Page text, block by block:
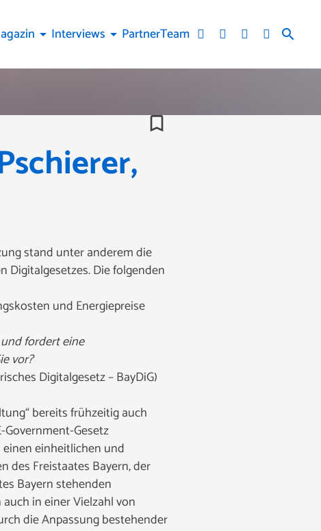
search
arrow_drop_down Interviews arrow_drop_down PartnerTeam
bookmark_border
stand unter anderem die
Digitalgesetzes. Die folgenden
und Energiepreise
fordert eine
vor?
Digitalgesetz – BayDiG)
bereits frühzeitig auch
Gesetz
einen einheitlichen und
des Freistaates Bayern, der
Bayern stehenden
in einer Vielzahl von
die Anpassung bestehender